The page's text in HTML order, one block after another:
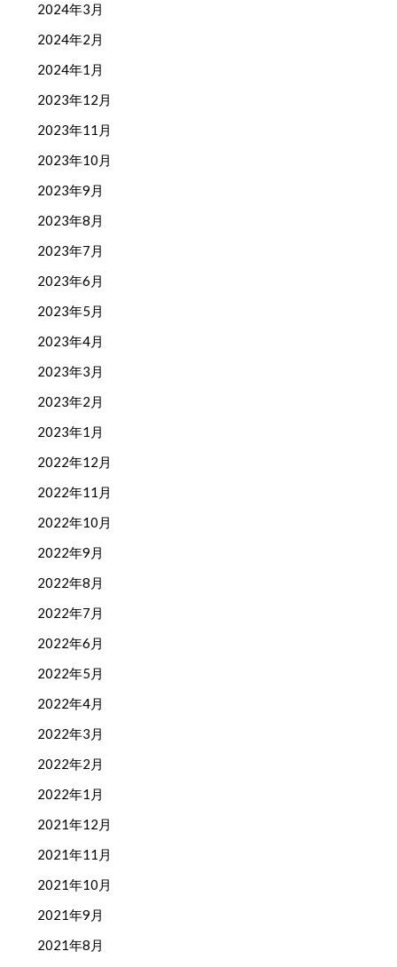
2024年3月
2024年2月
2024年1月
2023年12月
2023年11月
2023年10月
2023年9月
2023年8月
2023年7月
2023年6月
2023年5月
2023年4月
2023年3月
2023年2月
2023年1月
2022年12月
2022年11月
2022年10月
2022年9月
2022年8月
2022年7月
2022年6月
2022年5月
2022年4月
2022年3月
2022年2月
2022年1月
2021年12月
2021年11月
2021年10月
2021年9月
2021年8月